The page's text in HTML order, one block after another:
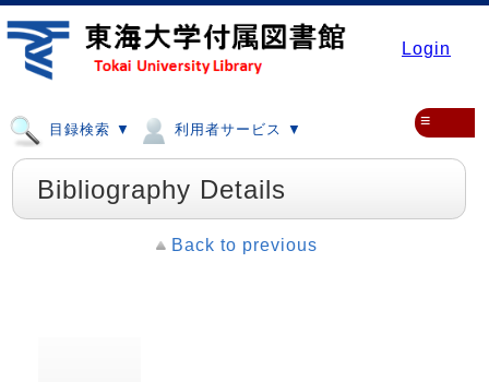
Login
目録検索 ▼ 利用者サービス ▼ ≡
Bibliography Details
Back to previous